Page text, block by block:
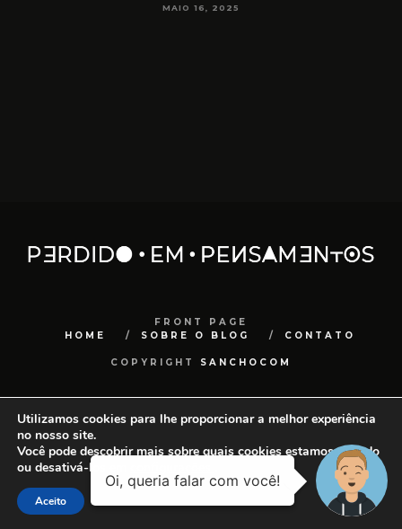
MAIO 16, 2025
FRONT PAGE
HOME
SOBRE O BLOG CONTATO
COPYRIGHT SANCHOCOM
Utilizamos cookies para lhe proporcionar a melhor experiência
no nosso site.
Você pode descobrir mais sobre quais cookies estamos usando
ou desativá-los em
Aceito